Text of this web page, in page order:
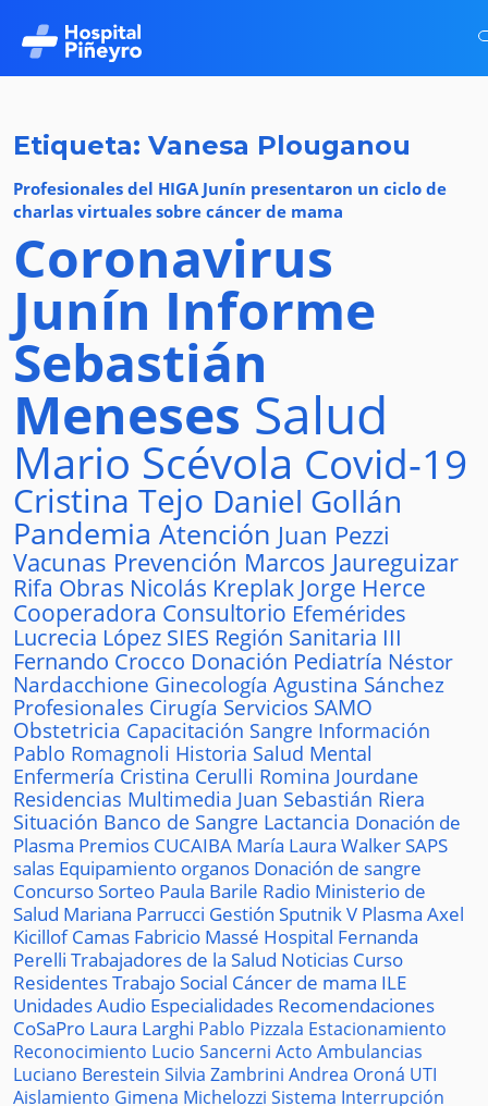
Etiqueta: Vanesa Plouganou
Profesionales del HIGA Junín presentaron un ciclo de
charlas virtuales sobre cáncer de mama
Coronavirus
Junín Informe
Sebastián
Meneses Salud
Mario Scévola Covid-19
Cristina Tejo Daniel Gollán
Pandemia Atención Juan Pezzi
Vacunas Prevención Marcos Jaureguizar
Rifa Obras Nicolás Kreplak Jorge Herce
Cooperadora Consultorio Efemérides
Lucrecia López SIES Región Sanitaria III
Fernando Crocco Donación Pediatría Néstor
Nardacchione Ginecología Agustina Sánchez
Profesionales Cirugía Servicios SAMO
Obstetricia Capacitación Sangre Información
Pablo Romagnoli Historia Salud Mental
Enfermería Cristina Cerulli Romina Jourdane
Residencias Multimedia Juan Sebastián Riera
Situación Banco de Sangre Lactancia Donación de
Plasma Premios CUCAIBA María Laura WalkerSAPS
salas Equipamiento organos Donación de sangre
ConcursoSorteo Paula Barile Radio Ministerio de
Salud Mariana Parrucci Gestión Sputnik V Plasma Axel
KicillofCamas Fabricio Massé Hospital Fernanda
Perelli Trabajadores de la Salud Noticias Curso
ResidentesTrabajo Social Cáncer de mama ILE
UnidadesAudio Especialidades Recomendaciones
CoSaPro Laura Larghi Pablo Pizzala Estacionamiento
Reconocimiento Lucio Sancerni Acto Ambulancias
Luciano Berestein Silvia Zambrini Andrea Oroná UTI
Aislamiento Gimena Michelozzi Sistema Interrupción